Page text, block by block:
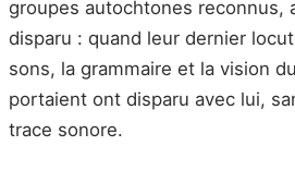
groupes autochtones reconnus,
disparu : quand leur dernier
sons, la grammaire et la vision
portaient ont disparu avec lui,
trace sonore.